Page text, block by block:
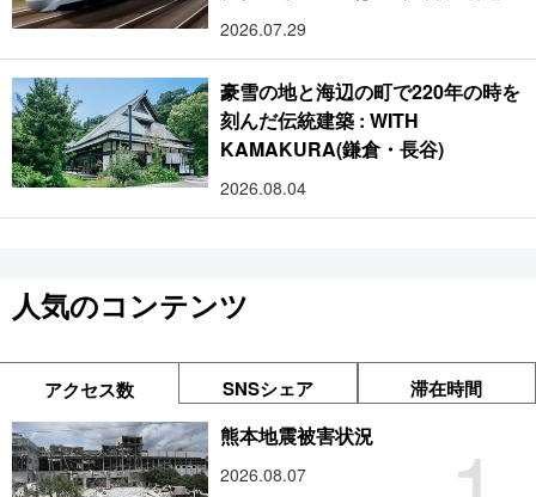
2026.07.29
豪雪の地と海辺の町で220年の時を
刻んだ伝統建築 : WITH
KAMAKURA(鎌倉・長谷)
2026.08.04
人気のコンテンツ
アクセス数 SNSシェア 滞在時間
熊本地震被害状況
2026.08.07